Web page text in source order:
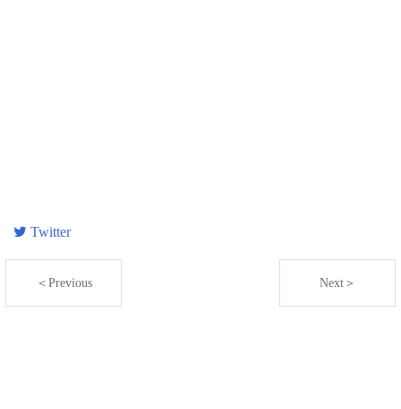
Twitter
＜Previous Next＞